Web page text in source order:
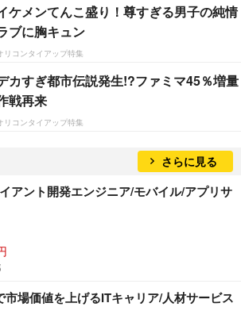
ケメンてんこ盛り！尊すぎる男子の純情
ブに胸キュン
リコンタイアップ特集
カすぎ都市伝説発生!?ファミマ45％増量
戦再来
リコンタイアップ特集
さらに見る
アント開発エンジニア/モバイル/アプリサ
市場価値を上げるITキャリア/人材サービス